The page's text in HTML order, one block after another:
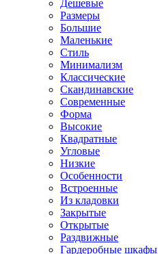
Дешевые
Размеры
Большие
Маленькие
Стиль
Минимализм
Классические
Скандинавские
Современные
Форма
Высокие
Квадратные
Угловые
Низкие
Особенности
Встроенные
Из кладовки
Закрытые
Открытые
Раздвижные
Гардеробные шкафы